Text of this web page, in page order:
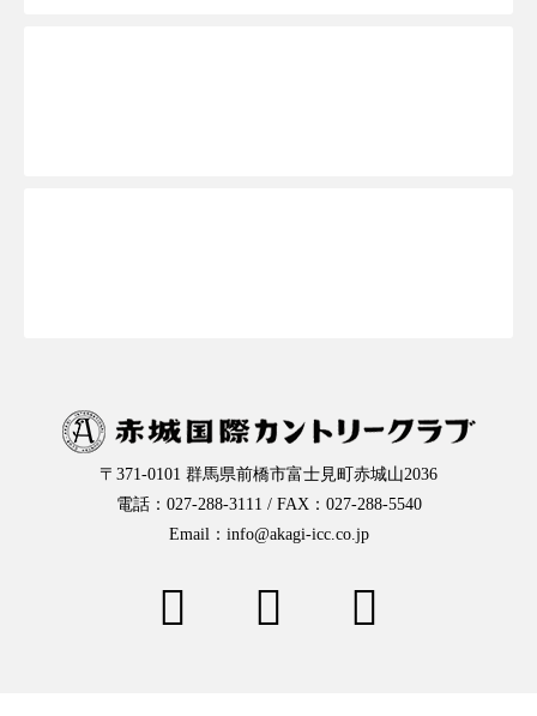
〒371-0101 群馬県前橋市富士見町赤城山2036
電話：027-288-3111 / FAX：027-288-5540
Email：info@akagi-icc.co.jp